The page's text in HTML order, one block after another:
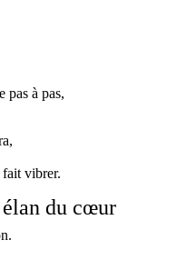
pas à pas,
fait vibrer.
élan du cœur